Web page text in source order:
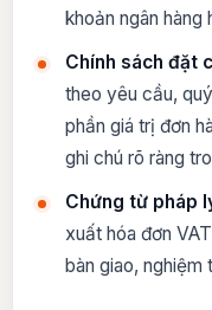
khoản ngân
Chính sách đặt
theo yêu cầu,
phần giá trị đơn
ghi chú rõ ràng
Chứng từ pháp
xuất hóa đơn
bàn giao, nghiệm